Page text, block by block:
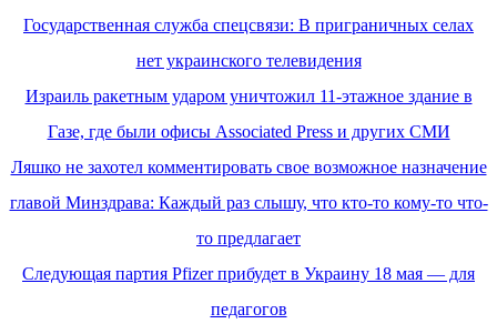
Государственная служба спецсвязи: В приграничных селах
нет украинского телевидения
Израиль ракетным ударом уничтожил 11-этажное здание в
Газе, где были офисы Associated Press и других СМИ
Ляшко не захотел комментировать свое возможное назначение
главой Минздрава: Каждый раз слышу, что кто-то кому-то что-
то предлагает
Следующая партия Pfizer прибудет в Украину 18 мая — для
педагогов